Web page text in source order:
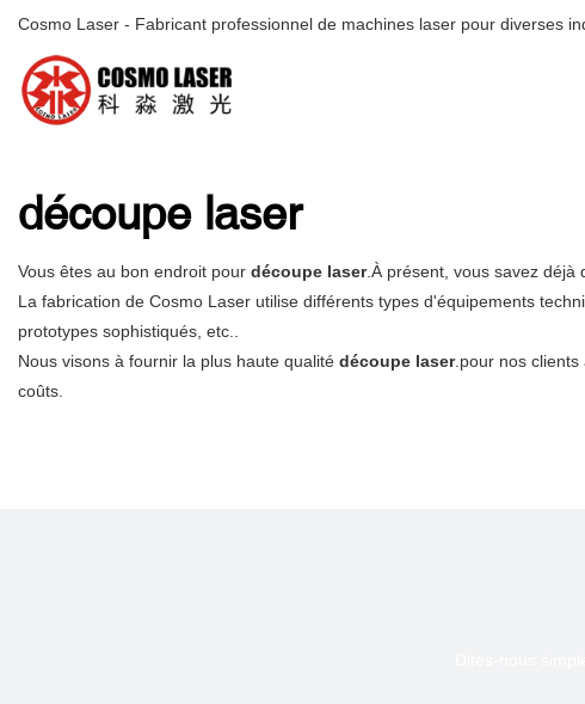
Cosmo Laser - Fabricant professionnel de machines laser pour diverses
découpe laser
Vous êtes au bon endroit pour découpe laser.À présent, vous savez déjà
La fabrication de Cosmo Laser utilise différents types d'équipements
prototypes sophistiqués, etc..
Nous visons à fournir la plus haute qualité découpe laser.pour nos
coûts.